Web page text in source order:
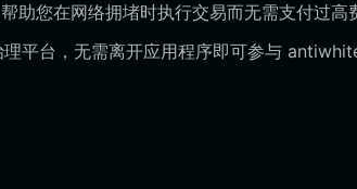
您在网络拥堵时执行交易而无需支付过高
平台，无需离开应用程序即可参与